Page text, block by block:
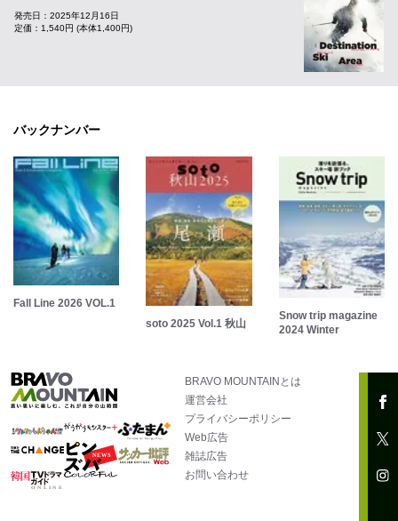
発売日：2025年12月16日
定価：1,540円 (本体1,400円)
バックナンバー
Fall Line 2026 VOL.1
soto 2025 Vol.1 秋山
Snow trip magazine
2024 Winter
BRAVO MOUNTAINとは
運営会社
プライバシーポリシー
Web広告
雑誌広告
お問い合わせ